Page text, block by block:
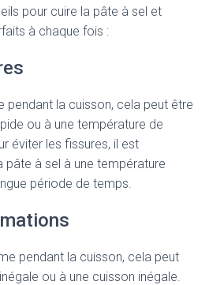
pour cuire la pâte à sel et
à chaque fois :
pendant la cuisson, cela peut être
ou à une température de
éviter les fissures, il est
à sel à une température
période de temps.
pendant la cuisson, cela peut
ou à une cuisson inégale.